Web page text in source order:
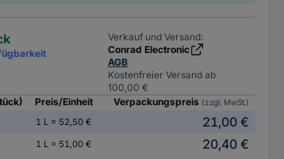
Verkauf und Versand:
Conrad Electronic
AGB
Kostenfreier Versand ab
100,00 €
Preis/Einheit Verpackungspreis (zzgl. MwSt.)
1 L = 52,50 €
21,00 €
1 L = 51,00 € 20,40 €